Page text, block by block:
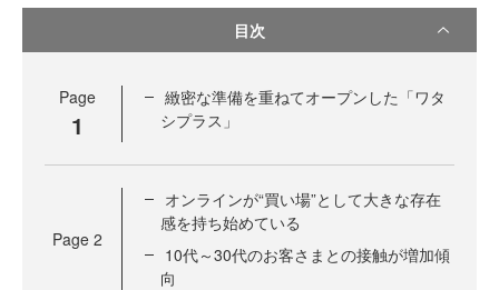
目次
Page
1
緻密な準備を重ねてオープンした「ワタ
シプラス」
Page 2
オンラインが“買い場”として大きな存在
感を持ち始めている
10代～30代のお客さまとの接触が増加傾
向